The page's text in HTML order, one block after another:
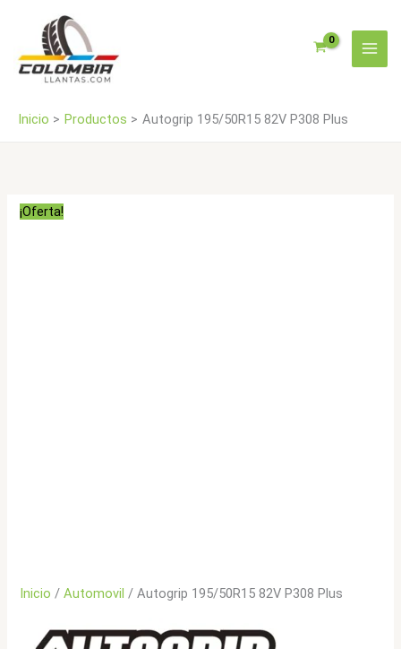
contenido
Inicio Productos Autogrip 195/50R15 82V P308 Plus
¡Oferta!
Inicio /Automovil / Autogrip 195/50R15 82V P308 Plus
cantidad